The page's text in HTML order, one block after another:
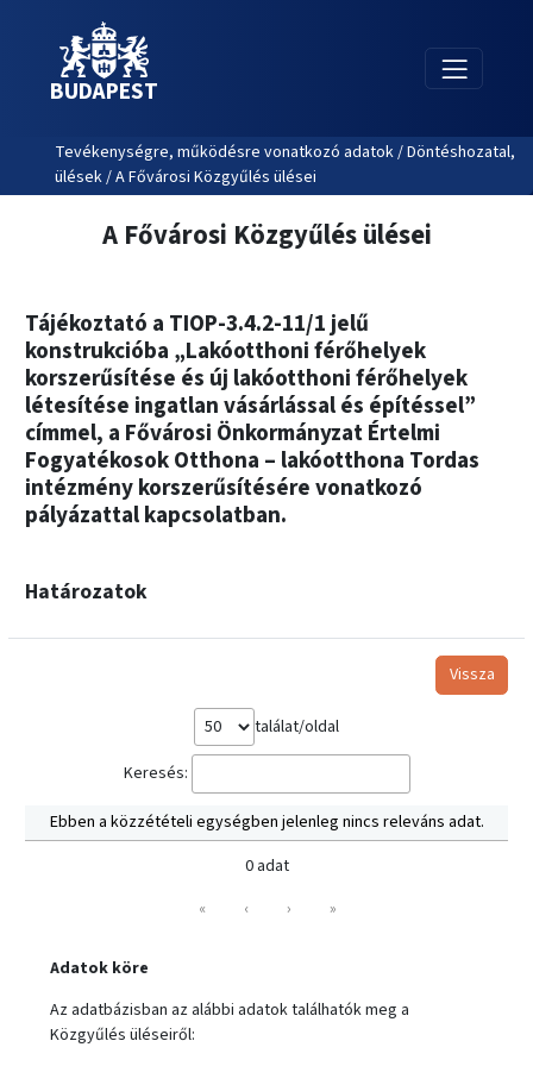
BUDAPEST
Tevékenységre, működésre vonatkozó adatok / Döntéshozatal,
ülések / A Fővárosi Közgyűlés ülései
A Fővárosi Közgyűlés ülései
Tájékoztató a TIOP-3.4.2-11/1 jelű
konstrukcióba „Lakóotthoni férőhelyek
korszerűsítése és új lakóotthoni férőhelyek
létesítése ingatlan vásárlással és építéssel”
címmel, a Fővárosi Önkormányzat Értelmi
Fogyatékosok Otthona – lakóotthona Tordas
intézmény korszerűsítésére vonatkozó
pályázattal kapcsolatban.
Határozatok
Vissza
találat/oldal
Keresés:
Ebben a közzétételi egységben jelenleg nincs releváns adat.
0 adat
«
‹ › »
Adatok köre
Az adatbázisban az alábbi adatok találhatók meg a
Közgyűlés üléseiről: